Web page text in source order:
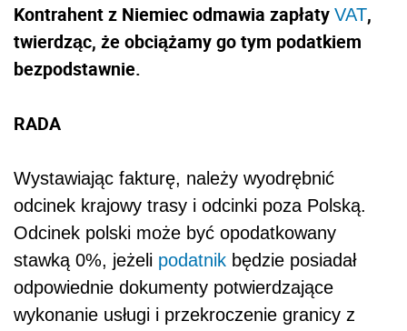
Kontrahent z Niemiec odmawia zapłaty VAT,
twierdząc, że obciążamy go tym podatkiem
bezpodstawnie.
RADA
Wystawiając fakturę, należy wyodrębnić
odcinek krajowy trasy i odcinki poza Polską.
Odcinek polski może być opodatkowany
stawką 0%, jeżeli podatnik będzie posiadał
odpowiednie dokumenty potwierdzające
wykonanie usługi i przekroczenie granicy z